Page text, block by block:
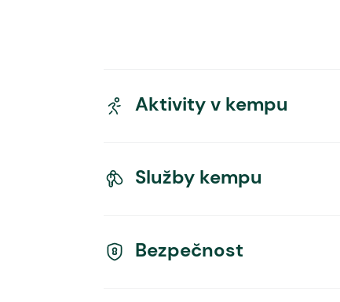
Aktivity v kempu
Služby kempu
Bezpečnost